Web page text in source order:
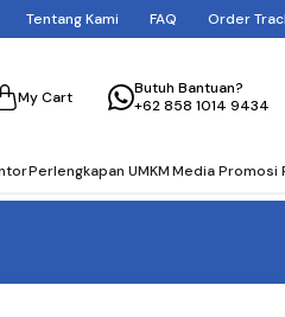
Tentang Kami FAQ Order
My Cart
Butuh Bantuan?
+62 858 1014 9434
Perlengkapan UMKMMedia Promosi